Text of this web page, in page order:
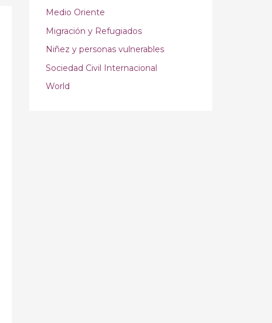
Medio Oriente
Migración y Refugiados
Niñez y personas vulnerables
Sociedad Civil Internacional
World